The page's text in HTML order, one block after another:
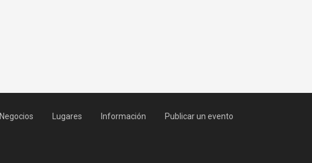
Negocios Lugares Información Publicar un evento